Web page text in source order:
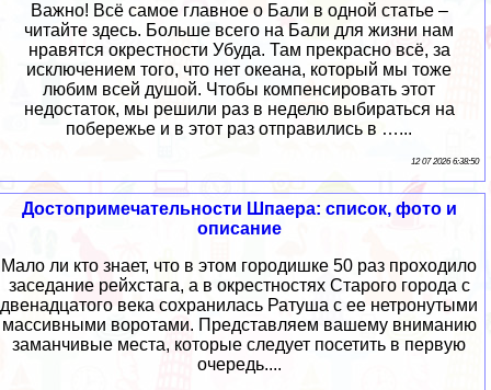
Важно! Всё самое главное о Бали в одной статье –
читайте здесь. Больше всего на Бали для жизни нам
нравятся окрестности Убуда. Там прекрасно всё, за
исключением того, что нет океана, который мы тоже
любим всей душой. Чтобы компенсировать этот
недостаток, мы решили раз в неделю выбираться на
побережье и в этот раз отправились в …...
12 07 2026 6:38:50
Достопримечательности Шпаера: список, фото и
описание
Мало ли кто знает, что в этом городишке 50 раз проходило
заседание рейхстага, а в окрестностях Старого города с
двенадцатого века сохранилась Ратуша с ее нетронутыми
массивными воротами. Представляем вашему вниманию
заманчивые места, которые следует посетить в первую
очередь....